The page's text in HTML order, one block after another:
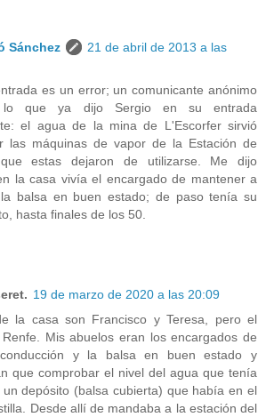
Sánchez
21 de abril de 2013 a las
es un error; un comunicante anónimo
lo que ya dijo Sergio en su entrada
el agua de la mina de L'Escorfer sirvió
las máquinas de vapor de la Estación de
estas dejaron de utilizarse. Me dijo
la casa vivía el encargado de mantener a
balsa en buen estado; de paso tenía su
hasta finales de los 50.
19 de marzo de 2020 a las 20:09
la casa son Francisco y Teresa, pero el
Mis abuelos eran los encargados de
y la balsa en buen estado y
que comprobar el nivel del agua que tenía
depósito (balsa cubierta) que había en el
Desde allí de mandaba a la estación del